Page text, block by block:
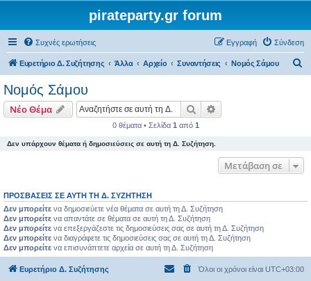
pirateparty.gr forum
Συχνές ερωτήσεις Σύνδεση
Εγγραφή
Ευρετήριο Δ. Συζήτησης Άλλα Αρχείο Συναντήσεις Νομός Σάμου‎
Νομός Σάμου‎
Νέο Θέμα Αναζήτηση
0 θέματα • Σελίδα 1 από 1
Δεν υπάρχουν θέματα ή δημοσιεύσεις σε αυτή τη Δ. Συζήτηση.
Μετάβαση σε
ΠΡΟΣΒΆΣΕΙΣ ΣΕ ΑΥΤΉ ΤΗ Δ. ΣΥΖΉΤΗΣΗ
Δεν μπορείτε να δημοσιεύετε νέα θέματα σε αυτή τη Δ. Συζήτηση
Δεν μπορείτε να απαντάτε σε θέματα σε αυτή τη Δ. Συζήτηση
Δεν μπορείτε να επεξεργάζεστε τις δημοσιεύσεις σας σε αυτή τη Δ. Συζήτηση
Δεν μπορείτε να διαγράφετε τις δημοσιεύσεις σας σε αυτή τη Δ. Συζήτηση
Δεν μπορείτε να επισυνάπτετε αρχεία σε αυτή τη Δ. Συζήτηση
Ευρετήριο Δ. Συζήτησης Όλοι οι χρόνοι είναι UTC+03:00